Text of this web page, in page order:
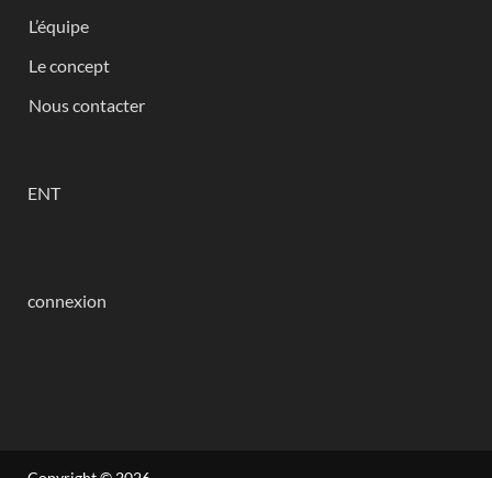
L’équipe
Le concept
Nous contacter
ENT
connexion